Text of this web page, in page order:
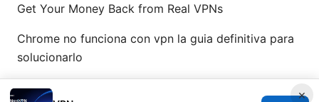
Get Your Money Back from Real VPNs
Chrome no funciona con vpn la guia definitiva para
solucionarlo
×